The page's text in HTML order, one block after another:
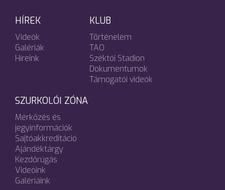
HÍREK
Videók
Galériák
Híreink
KLUB
Történelem
TAO
Széktói Stadion
Dokumentumok
Támogatói videók
SZURKOLÓI ZÓNA
Mérkőzés és
jegyinformációk
Sajtóakkreditáció
Ajándéktárgy
Kezdőrúgás
Videóink
Galériáink